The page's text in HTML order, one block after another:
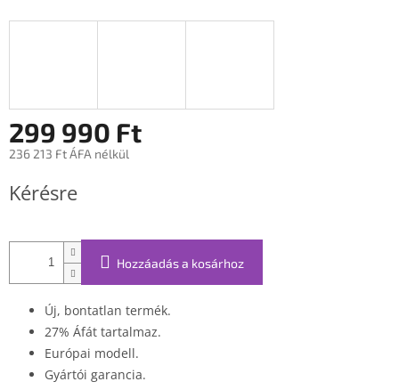
299 990 Ft
236 213 Ft ÁFA nélkül
Kérésre
Hozzáadás a kosárhoz
Új, bontatlan termék.
27% Áfát tartalmaz.
Európai modell.
Gyártói garancia.